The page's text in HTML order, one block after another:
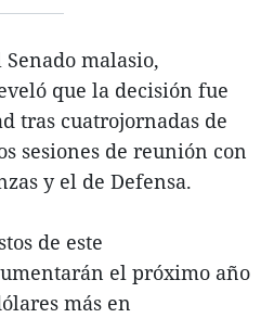
malasio,
que la decisión fue
tras cuatrojornadas de
sesiones de reunión con
y el de Defensa.
de este
el próximo año
más en